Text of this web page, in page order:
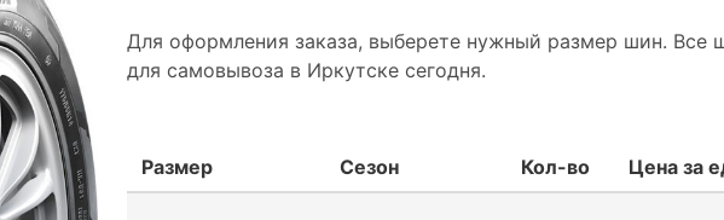
Для оформления заказа, выберете нужный размер шин. Все
для самовывоза в Иркутске сегодня.
Размер Сезон Кол-во Цена за